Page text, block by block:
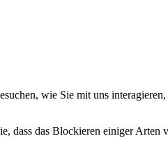
wie Sie mit uns
dass das Blockieren einiger Arten